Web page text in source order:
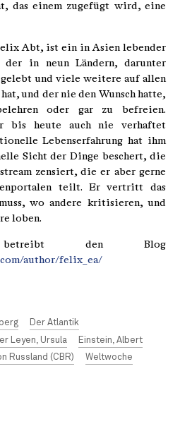
das einem zugefügt wird, eine
Abt, ist ein in Asien lebender
der in neun Ländern, darunter
und viele weitere auf allen
und der nie den Wunsch hatte,
oder gar zu befreien.
bis heute auch nie verhaftet
Lebenserfahrung hat ihm
Sicht der Dinge beschert, die
zensiert, die er aber gerne
teilt. Er vertritt das
wo andere kritisieren, und
loben.
den Blog
author/felix_ea/
Der Atlantik
Leyen, Ursula
Einstein, Albert
Russland (CBR)
Weltwoche